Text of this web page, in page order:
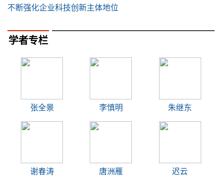
不断强化企业科技创新主体地位
学者专栏
张全景 李慎明 朱继东
谢春涛 唐洲雁 迟云